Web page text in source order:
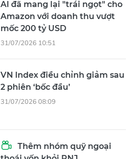
AI đã mang lại "trái ngọt" cho
Amazon với doanh thu vượt
mốc 200 tỷ USD
31/07/2026 10:51
VN Index điều chỉnh giảm sau
2 phiên ‘bốc đầu’
31/07/2026 08:09
Thêm nhóm quỹ ngoại